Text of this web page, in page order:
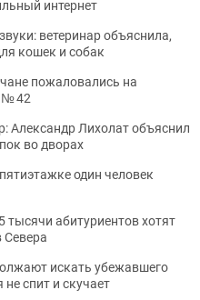
интернет
ветеринар объяснила,
кошек и собак
пожаловались на
№ 42
Александр Лихолат объяснил
во дворах
один человек
абитуриентов хотят
Севера
искать убежавшего
спит и скучает